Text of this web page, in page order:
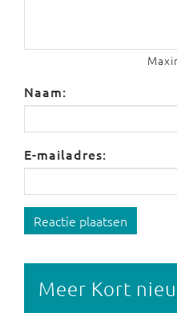
Naam:
E-mailadres:
Reactie plaatsen
Meer Kort